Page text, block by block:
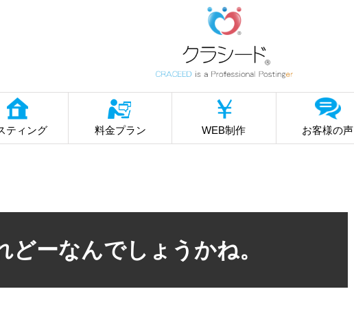
ティング 料金プラン WEB制作 お客様の声
どーなんでしょうかね。